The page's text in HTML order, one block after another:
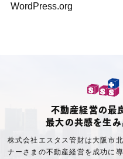
WordPress.org
不動産経営の最
最大の共感を生
株式会社エスタス管財は大阪市
ナーさまの不動産経営を成功に